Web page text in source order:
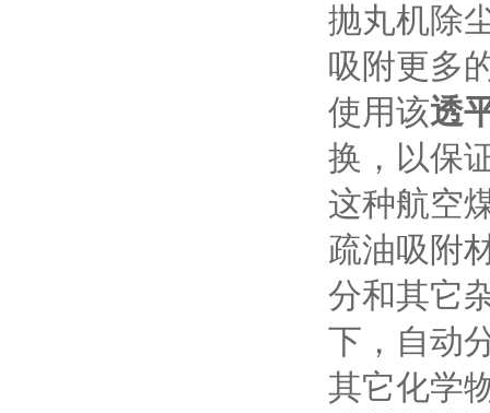
抛丸机除
吸附更多
使用该透
换，以保
这种航空
疏油吸附
分和其它
下，自动
其它化学